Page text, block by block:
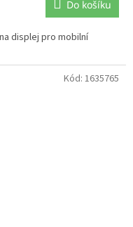
Do košíku
displej pro mobilní
Kód: 1635765